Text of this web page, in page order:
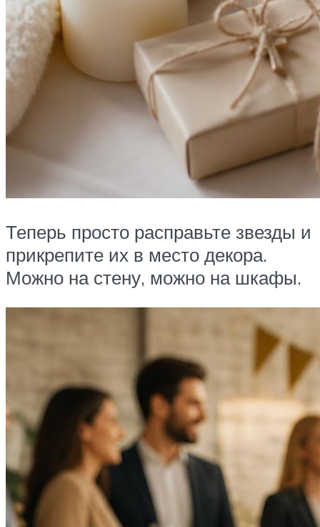
Теперь просто расправьте звезды и
прикрепите их в место декора.
Можно на стену, можно на шкафы.